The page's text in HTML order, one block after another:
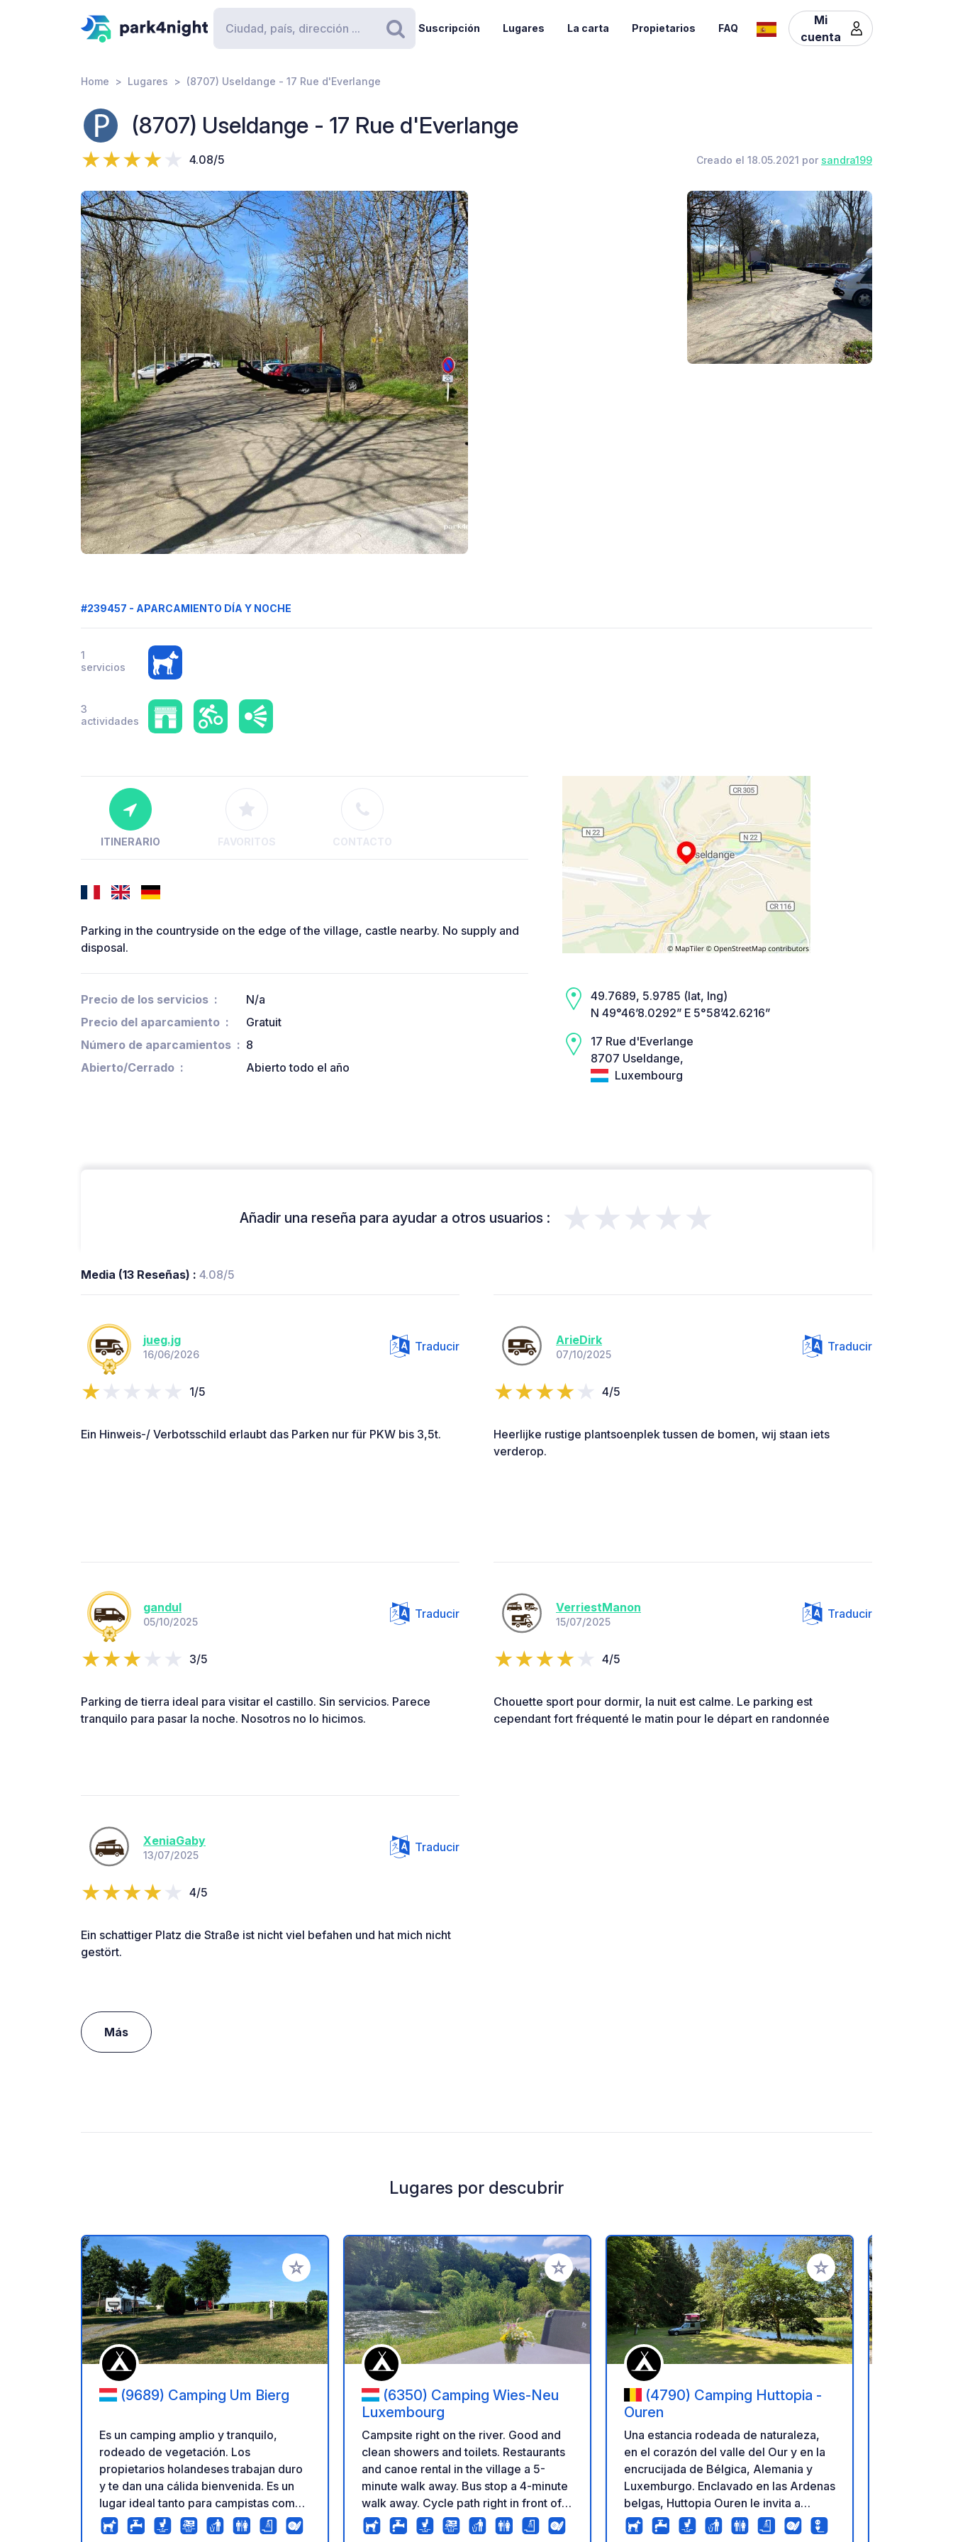
Buscar
Suscripción Lugares La carta Propietarios FAQ
Mi
cuenta
Home Lugares (8707) Useldange - 17 Rue d'Everlange
(8707) Useldange - 17 Rue d'Everlange
4.08/5 Creado el 18.05.2021 por sandra199
#239457 - APARCAMIENTO DÍA Y NOCHE
1
servicios
3
actividades
ITINERARIO FAVORITOS CONTACTO
Parking in the countryside on the edge of the village, castle nearby. No supply and
disposal.
Precio de los servicios
N/a
Precio del aparcamiento
Gratuit
Número de aparcamientos
8
Abierto/Cerrado
Abierto todo el año
49.7689, 5.9785 (lat, lng)
N 49°46’8.0292” E 5°58’42.6216”
17 Rue d'Everlange
8707 Useldange,
Luxembourg
Añadir una reseña para ayudar a otros usuarios : ★★★★★
Media (13 Reseñas) : 4.08/5
jueg.jg
16/06/2026
Traducir
1/5
Ein Hinweis-/ Verbotsschild erlaubt das Parken nur für PKW bis 3,5t.
ArieDirk
07/10/2025
Traducir
4/5
Heerlijke rustige plantsoenplek tussen de bomen, wij staan iets
verderop.
gandul
05/10/2025
Traducir
3/5
Parking de tierra ideal para visitar el castillo. Sin servicios. Parece
tranquilo para pasar la noche. Nosotros no lo hicimos.
VerriestManon
15/07/2025
Traducir
4/5
Chouette sport pour dormir, la nuit est calme. Le parking est
cependant fort fréquenté le matin pour le départ en randonnée
XeniaGaby
13/07/2025
Traducir
4/5
Ein schattiger Platz die Straße ist nicht viel befahen und hat mich nicht
gestört.
Más
Lugares por descubrir
Añadir a tus favoritos
(9689) Camping Um Bierg
Es un camping amplio y tranquilo,
rodeado de vegetación. Los
propietarios holandeses trabajan duro
y te dan una cálida bienvenida. Es un
lugar ideal tanto para campistas como
para quienes tienen autocaravana.
Alquilan chalets preciosos y totalmente
Añadir a tus favoritos
(6350) Camping Wies-Neu
Luxembourg
Campsite right on the river. Good and
clean showers and toilets. Restaurants
and canoe rental in the village a 5-
minute walk away. Bus stop a 4-minute
walk away. Cycle path right in front of
the door. Many hiking routes starting
from the campsite as well. Via a small
Añadir a tus favoritos
(4790) Camping Huttopia -
Ouren
Una estancia rodeada de naturaleza,
en el corazón del valle del Our y en la
encrucijada de Bélgica, Alemania y
Luxemburgo. Enclavado en las Ardenas
belgas, Huttopia Ouren le invita a
descubrir una región belga auténtica e
intacta, entre densos bosques, el río